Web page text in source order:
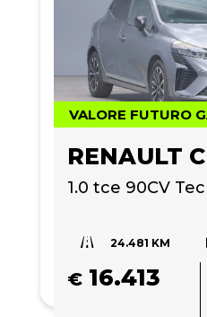
VALORE FUTURO
RENAULT
1.0 tce 90CV
24.481 KM
€ 16.413